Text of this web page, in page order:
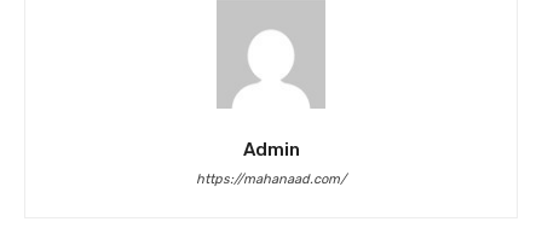
Admin
https://mahanaad.com/